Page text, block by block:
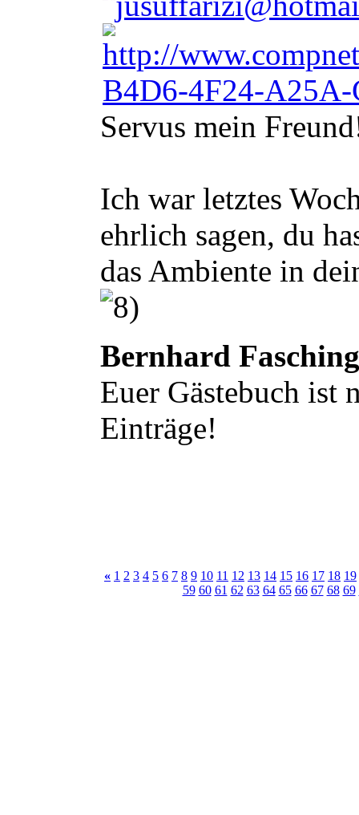
Servus mein
Ich war letztes
ehrlich sagen, du
das Ambiente in
Bernhard Fasching
Euer Gästebuch ist
Einträge!
« 1 2 3 4 5 6 7 8 9 10 11 12 13 14 15 16 17 18 19
59 60 61 62 63 64 65 66 67 68 69